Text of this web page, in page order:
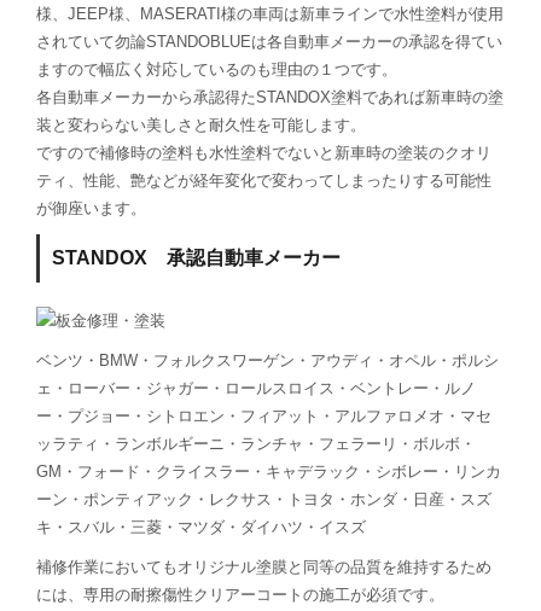
様、JEEP様、MASERATI様の車両は新車ラインで水性塗料が使用
されていて勿論STANDOBLUEは各自動車メーカーの承認を得てい
ますので幅広く対応しているのも理由の１つです。
各自動車メーカーから承認得たSTANDOX塗料であれば新車時の塗
装と変わらない美しさと耐久性を可能します。
ですので補修時の塗料も水性塗料でないと新車時の塗装のクオリ
ティ、性能、艶などが経年変化で変わってしまったりする可能性
が御座います。
STANDOX 承認自動車メーカー
ベンツ・BMW・フォルクスワーゲン・アウディ・オペル・ポルシ
ェ・ローバー・ジャガー・ロールスロイス・ベントレー・ルノ
ー・プジョー・シトロエン・フィアット・アルファロメオ・マセ
ッラティ・ランボルギーニ・ランチャ・フェラーリ・ボルボ・
GM・フォード・クライスラー・キャデラック・シボレー・リンカ
ーン・ポンティアック・レクサス・トヨタ・ホンダ・日産・スズ
キ・スバル・三菱・マツダ・ダイハツ・イスズ
補修作業においてもオリジナル塗膜と同等の品質を維持するため
には、専用の耐擦傷性クリアーコートの施工が必須です。